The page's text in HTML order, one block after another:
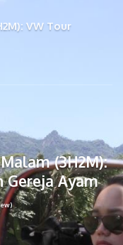
VW Tour
(3H2M):
Gereja Ayam